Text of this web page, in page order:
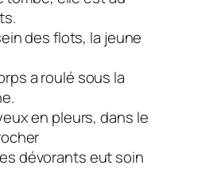
des flots, la jeune
a roulé sous la
en pleurs, dans le
dévorants eut soin